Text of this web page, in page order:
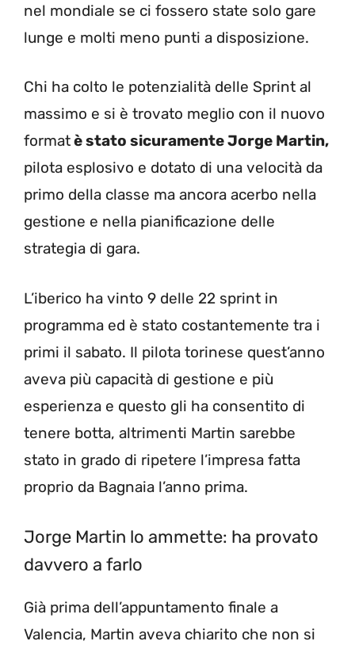
nel mondiale se ci fossero state solo gare
lunge e molti meno punti a disposizione.
Chi ha colto le potenzialità delle Sprint al
massimo e si è trovato meglio con il nuovo
formatè stato sicuramente Jorge Martin,
pilota esplosivo e dotato di una velocità da
primo della classe ma ancora acerbo nella
gestione e nella pianificazione delle
strategia di gara.
L’iberico ha vinto 9 delle 22 sprint in
programma ed è stato costantemente tra i
primi il sabato. Il pilota torinese quest’anno
aveva più capacità di gestione e più
esperienza e questo gli ha consentito di
tenere botta, altrimenti Martin sarebbe
stato in grado di ripetere l’impresa fatta
proprio da Bagnaia l’anno prima.
Jorge Martin lo ammette: ha provato
davvero a farlo
Già prima dell’appuntamento finale a
Valencia, Martin aveva chiarito che non si